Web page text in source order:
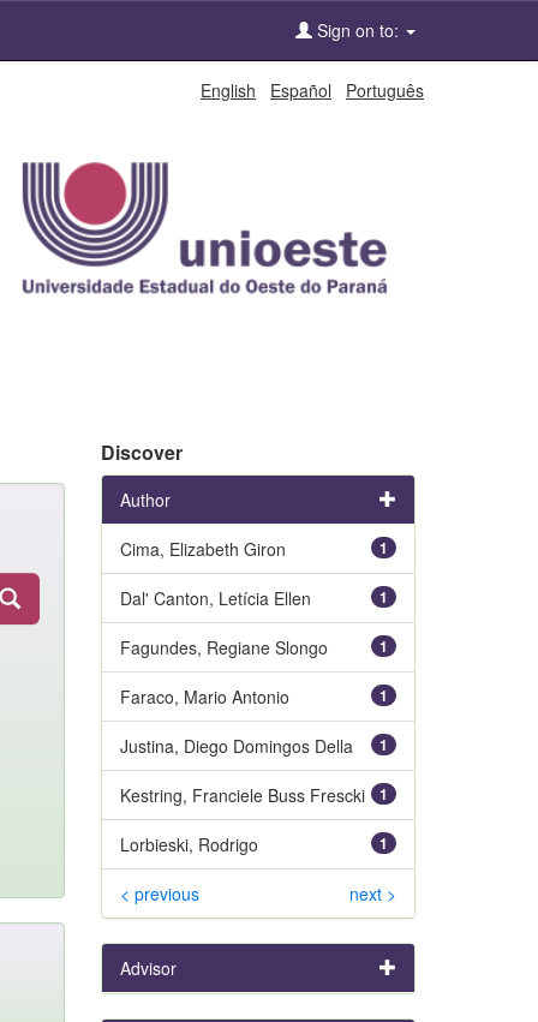
Sign on to:
English Español Português
Discover
Author
1
Cima, Elizabeth Giron
1
Dal' Canton, Letícia Ellen
1
Fagundes, Regiane Slongo
1
Faraco, Mario Antonio
1
Justina, Diego Domingos Della
1
Kestring, Franciele Buss Frescki
1
Lorbieski, Rodrigo
< previous next >
Advisor